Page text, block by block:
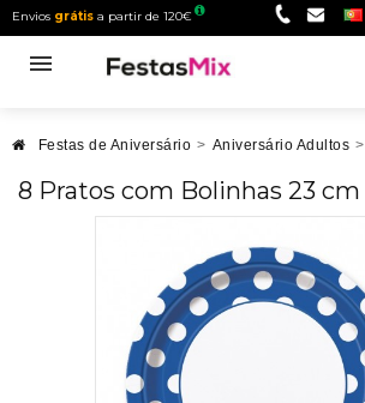
Envios grátis a partir de 120€
Festas de Aniversário > Aniversário Adultos >
8 Pratos com Bolinhas 23 cm